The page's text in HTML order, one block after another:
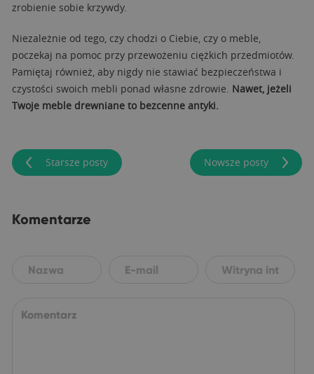
zrobienie sobie krzywdy.
Niezależnie od tego, czy chodzi o Ciebie, czy o meble,
poczekaj na pomoc przy przewożeniu ciężkich przedmiotów.
Pamiętaj również, aby nigdy nie stawiać bezpieczeństwa i
czystości swoich mebli ponad własne zdrowie. Nawet, jeżeli
Twoje meble drewniane to bezcenne antyki.
Starsze posty Nowsze posty
Komentarze